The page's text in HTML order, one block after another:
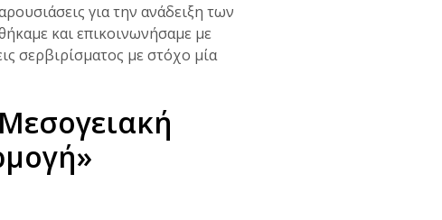
για την ανάδειξη των
και επικοινωνήσαμε με
σερβιρίσματος με στόχο μία